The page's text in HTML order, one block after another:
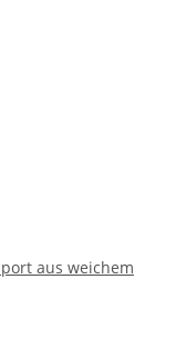
aus weichem